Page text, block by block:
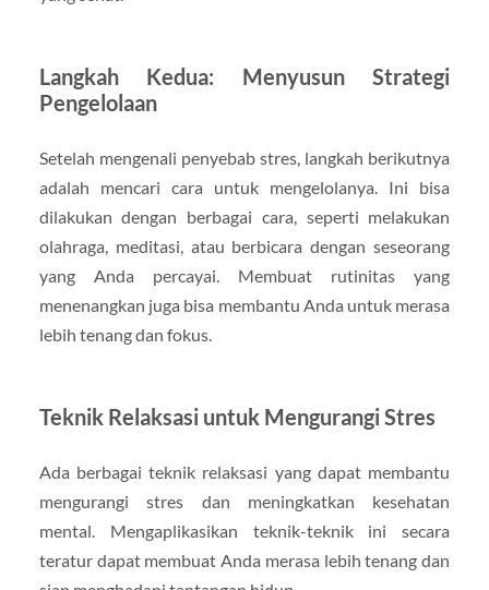
Langkah Kedua: Menyusun Strategi
Pengelolaan
Setelah mengenali penyebab stres, langkah berikutnya
adalah mencari cara untuk mengelolanya. Ini bisa
dilakukan dengan berbagai cara, seperti melakukan
olahraga, meditasi, atau berbicara dengan seseorang
yang Anda percayai. Membuat rutinitas yang
menenangkan juga bisa membantu Anda untuk merasa
lebih tenang dan fokus.
Teknik Relaksasi untuk Mengurangi Stres
Ada berbagai teknik relaksasi yang dapat membantu
mengurangi stres dan meningkatkan kesehatan
mental. Mengaplikasikan teknik-teknik ini secara
teratur dapat membuat Anda merasa lebih tenang dan